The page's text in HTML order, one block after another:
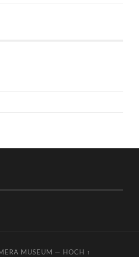
MUSEUM — HOCH ↑